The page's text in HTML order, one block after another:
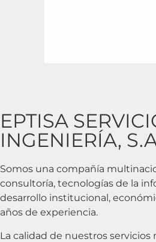
EPTISA
INGENIERÍA,
Somos una compañía
consultoría, tecnologías de la
desarrollo institucional,
años de experiencia.
La calidad de nuestros servicios